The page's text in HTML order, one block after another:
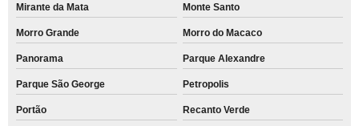
Mirante da Mata Monte Santo
Morro Grande Morro do Macaco
Panorama Parque Alexandre
Parque São George Petropolis
Portão Recanto Verde